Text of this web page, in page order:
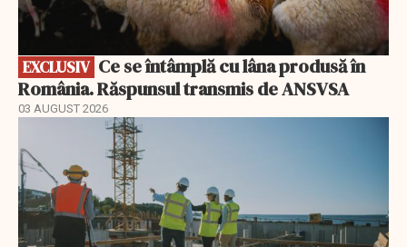
EXCLUSIV
România. Răspunsul transmis de ANSVSA
03 AUGUST 2026